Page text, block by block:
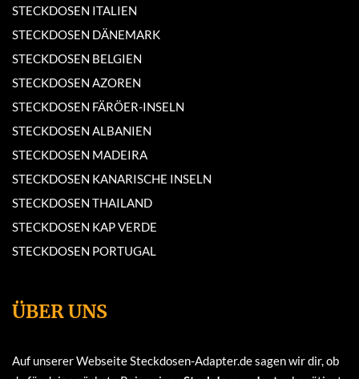
STECKDOSEN ITALIEN
STECKDOSEN DÄNEMARK
STECKDOSEN BELGIEN
STECKDOSEN AZOREN
STECKDOSEN FÄRÖER-INSELN
STECKDOSEN ALBANIEN
STECKDOSEN MADEIRA
STECKDOSEN KANARISCHE INSELN
STECKDOSEN THAILAND
STECKDOSEN KAP VERDE
STECKDOSEN PORTUGAL
ÜBER UNS
Auf unserer Webseite Steckdosen-Adapter.de sagen wir dir, ob